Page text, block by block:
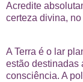
Acredite
certeza divina,
A Terra é o lar
estão destinadas
consciência. A